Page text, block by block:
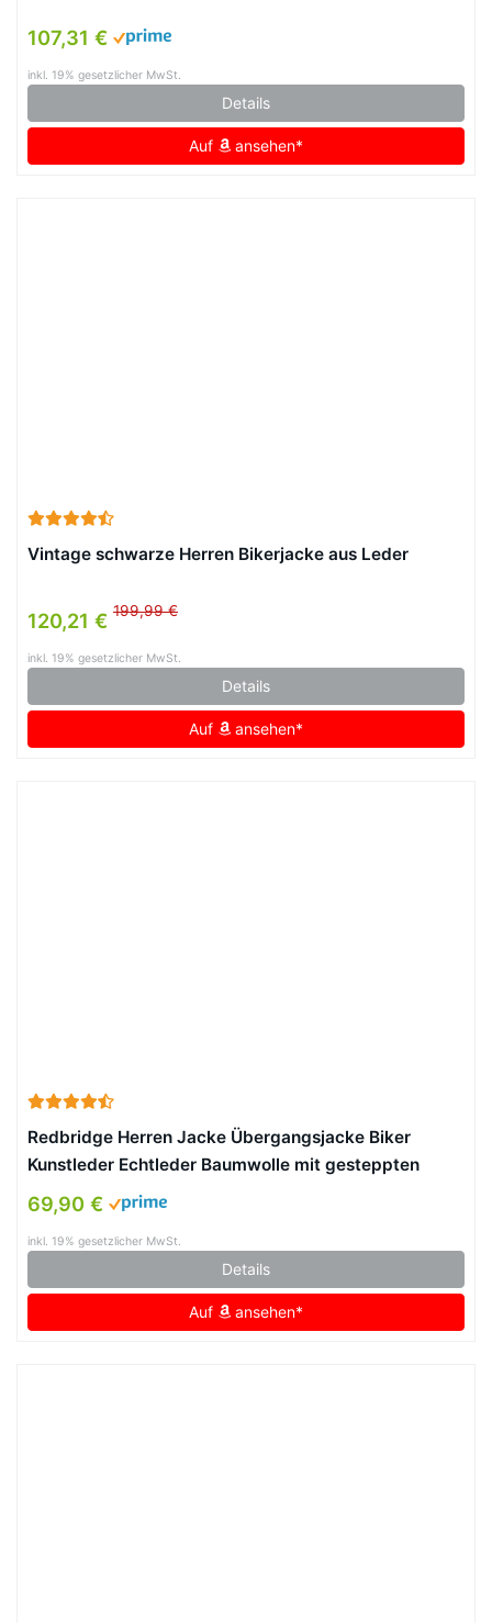
107,31 €
inkl. 19% gesetzlicher MwSt.
Details
Auf ansehen*
Vintage schwarze Herren Bikerjacke aus Leder
120,21 € 199,99 €
inkl. 19% gesetzlicher MwSt.
Details
Auf ansehen*
Redbridge Herren Jacke Übergangsjacke Biker
Kunstleder Echtleder Baumwolle mit gesteppten
Bereichen
69,90 €
inkl. 19% gesetzlicher MwSt.
Details
Auf ansehen*